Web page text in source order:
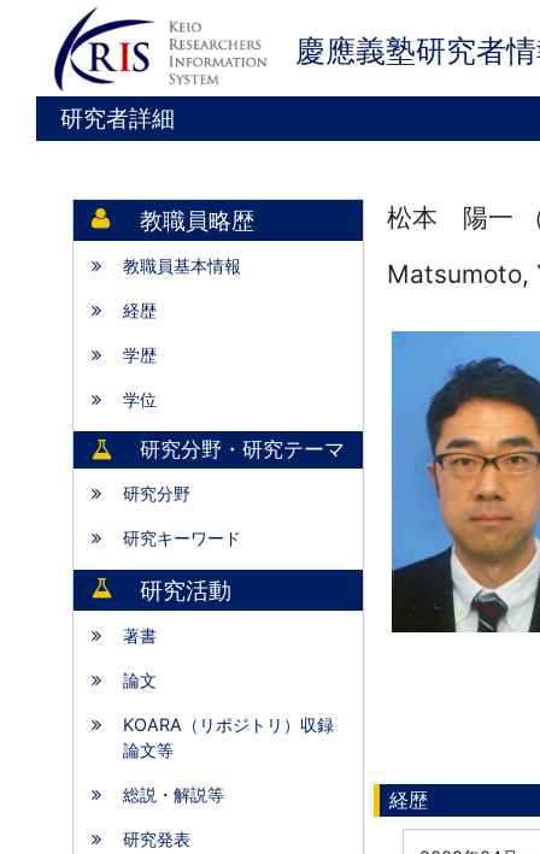
慶應義塾研究者
研究者詳細
教職員略歴
教職員基本情報
経歴
学歴
学位
研究分野・研究テーマ
研究分野
研究キーワード
研究活動
著書
論文
KOARA（リポジトリ）収録
論文等
総説・解説等
研究発表
松本 陽一
Matsumoto,
経歴